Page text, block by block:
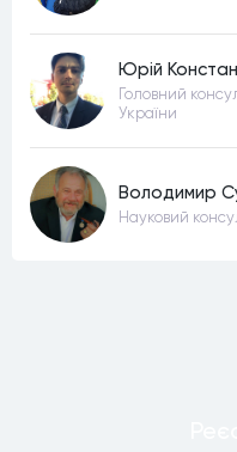
Юрій
Головний
України
Володимир
Науковий